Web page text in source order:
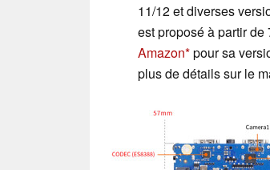
11/12 et diverses
est proposé à partir
Amazon pour sa
plus de détails sur le